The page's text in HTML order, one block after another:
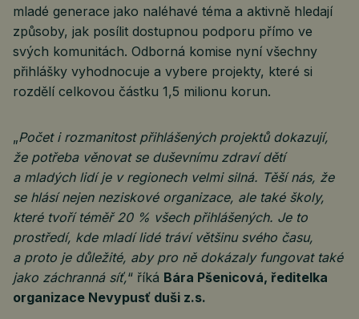
mladé generace jako naléhavé téma a aktivně hledají
způsoby, jak posílit dostupnou podporu přímo ve
svých komunitách. Odborná komise nyní všechny
přihlášky vyhodnocuje a vybere projekty, které si
rozdělí celkovou částku 1,5 milionu korun.
„Počet i rozmanitost přihlášených projektů dokazují,
že potřeba věnovat se duševnímu zdraví dětí
a mladých lidí je v regionech velmi silná. Těší nás, že
se hlásí nejen neziskové organizace, ale také školy,
které tvoří téměř 20 % všech přihlášených. Je to
prostředí, kde mladí lidé tráví většinu svého času,
a proto je důležité, aby pro ně dokázaly fungovat také
jako záchranná síť,“ říká Bára Pšenicová, ředitelka
organizace Nevypusť duši z.s.